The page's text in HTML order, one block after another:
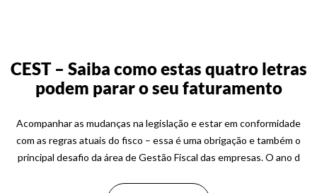
CEST – Saiba como estas quatro letras
podem parar o seu faturamento
Acompanhar as mudanças na legislação e estar em conformidade
com as regras atuais do fisco – essa é uma obrigação e também o
principal desafio da área de Gestão Fiscal das empresas. O ano d